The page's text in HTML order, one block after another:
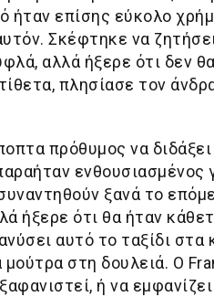
ήταν επίσης εύκολο
Σκέφτηκε να
αλλά ήξερε ότι δεν
πλησίασε τον
πρόθυμος να
ενθουσιασμένος
ξανά το
ήξερε ότι θα ήταν
αυτό το ταξίδι
μούτρα στη δουλειά. Ο
ή να